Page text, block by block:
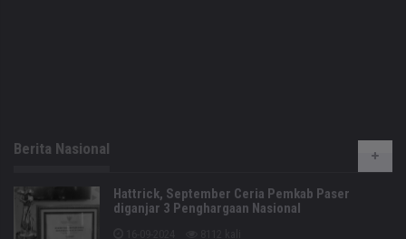
Berita Nasional
Hattrick, September Ceria Pemkab Paser
diganjar 3 Penghargaan Nasional